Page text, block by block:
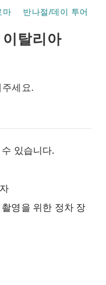
마 반나절/데이 투어
탈리아
세요.
있습니다.
영을 위한 정차 장